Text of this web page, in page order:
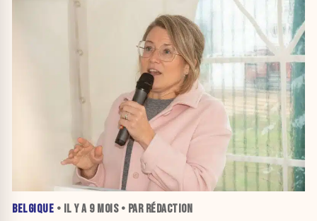
BELGIQUE • IL Y A 9 MOIS• PAR RÉDACTION